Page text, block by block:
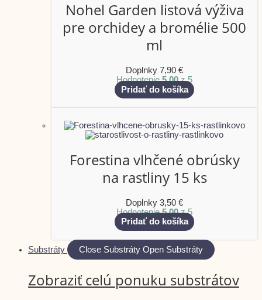
Nohel Garden listová výživa
pre orchidey a bromélie 500
ml
Doplnky 7,90 €
Hodnotenie5.00z 5
Pridať do košíka
Forestina vlhčené obrúsky
na rastliny 15 ks
Doplnky 3,50 €
Hodnotenie5.00z 5
Pridať do košíka
Substráty Close Substráty Open Substráty
Zobraziť celú ponuku substrátov